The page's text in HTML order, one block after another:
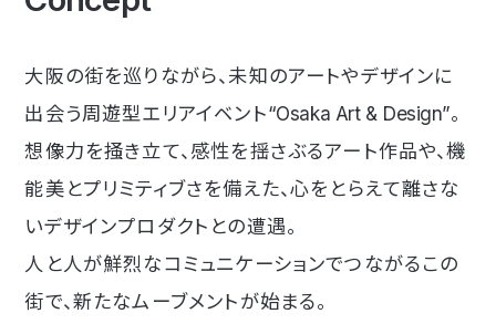
大阪の街を巡りながら、未知のアートやデザインに
出会う周遊型エリアイベント“Osaka Art & Design”。
想像力を掻き立て、感性を揺さぶるアート作品や、機
能美とプリミティブさを備えた、心をとらえて離さな
いデザインプロダクトとの遭遇。
人と人が鮮烈なコミュニケーションでつながるこの
街で、新たなムーブメントが始まる。